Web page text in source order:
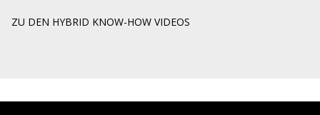
ZU DEN HYBRID KNOW-HOW VIDEOS